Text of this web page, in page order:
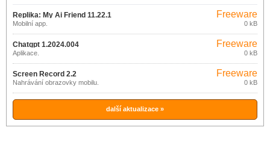
Replika: My Ai Friend 11.22.1
Mobilní app.
Freeware
0 kB
Chatgpt 1.2024.004
Aplikace.
Freeware
0 kB
Screen Record 2.2
Nahrávání obrazovky mobilu.
Freeware
0 kB
další aktualizace »